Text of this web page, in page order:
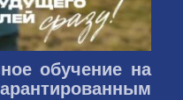
обучение на